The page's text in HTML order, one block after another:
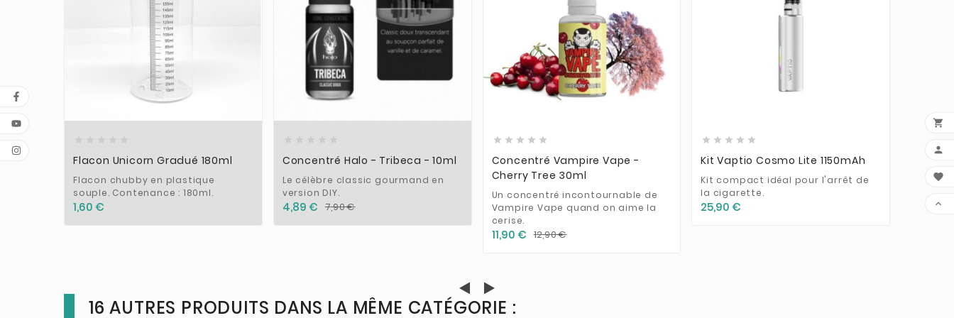

Flacon Unicorn Gradué 180ml
Flacon chubby en plastique
souple. Contenance : 180ml.
1,60 €
Concentré Halo - Tribeca - 10ml
Le célèbre classic gourmand en
version DIY.
4,89 € 7,90 €
    
Concentré Vampire Vape -
Cherry Tree 30ml
Un concentré incontournable de
Vampire Vape quand on aime la
cerise.
11,90 € 12,90 €
    
Kit Vaptio Cosmo Lite 1150mAh
Kit compact idéal pour l'arrêt de
la cigarette.
25,90 €
1 Litre
Glycol
16 AUTRES PRODUITS DANS LA MÊME CATÉGORIE :



